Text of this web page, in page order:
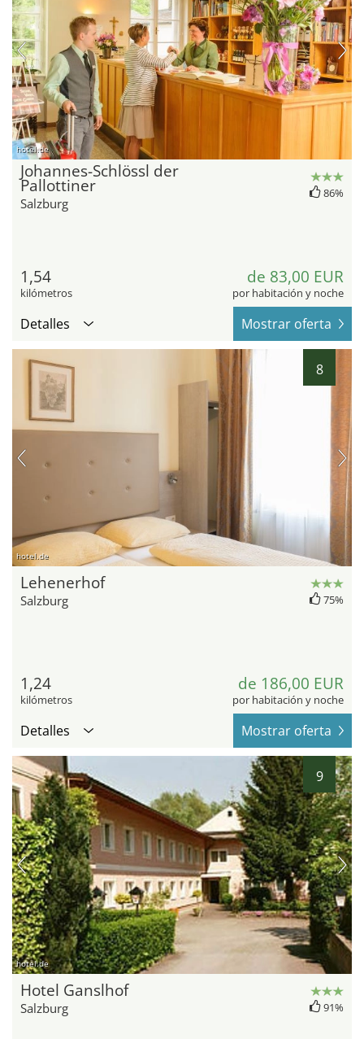
hotel.de
Johannes-Schlössl der
Pallottiner
Salzburg
86%
1,54
kilómetros
de 83,00 EUR
por habitación y noche
Detalles Mostrar oferta
8
hotel.de
Lehenerhof
Salzburg 75%
1,24
kilómetros
de 186,00 EUR
por habitación y noche
Detalles Mostrar oferta
9
hotel.de
Hotel Ganslhof
Salzburg 91%